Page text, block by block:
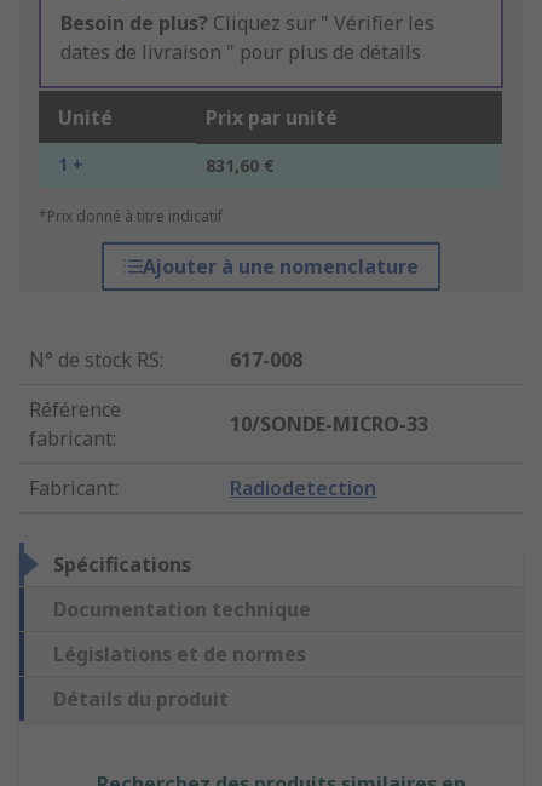
Besoin de plus? Cliquez sur " Vérifier les
dates de livraison " pour plus de détails
Unité Prix par unité
1 + 831,60 €
*Prix donné à titre indicatif
Ajouter à une nomenclature
N° de stock RS:
617-008
Référence
fabricant:
10/SONDE-MICRO-33
Fabricant: Radiodetection
Spécifications
Documentation technique
Législations et de normes
Détails du produit